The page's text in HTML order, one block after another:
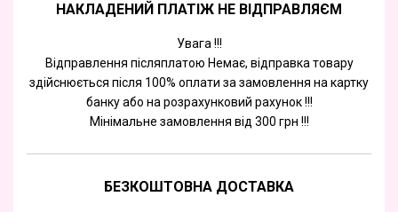
НАКЛАДЕНИЙ ПЛАТІЖ НЕ ВІДПРАВЛЯЄМ
Увага !!!
Відправлення післяплатою Немає, відправка товару
здійснюється після 100% оплати за замовлення на картку
банку або на розрахунковий рахунок !!!
Мінімальне замовлення від 300 грн !!!
БЕЗКОШТОВНА ДОСТАВКА